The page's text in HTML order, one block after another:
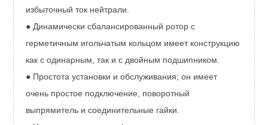
избыточный ток нейтрали.
● Динамически сбалансированный ротор с
герметичным игольчатым кольцом имеет конструкцию
как с одинарным, так и с двойным подшипником.
● Простота установки и обслуживания; он имеет
очень простое подключение, поворотный
выпрямитель и соединительные гайки.